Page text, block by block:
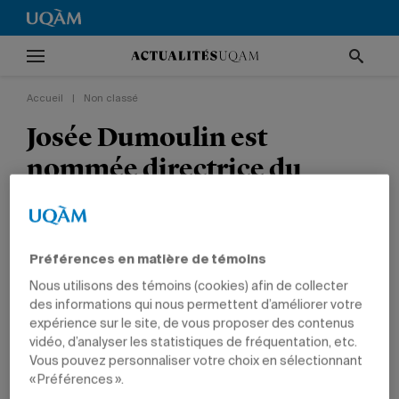
Accueil Non classé
Josée Dumoulin est
nommée directrice du
Service du personnel
enseignant
NON CLASSÉ NOUVELLES INSTITUTIONNELLES NOMINATIONS
Préférences en matière de témoins
Nous utilisons des témoins (cookies) afin de collecter
des informations qui nous permettent d’améliorer votre
expérience sur le site, de vous proposer des contenus
vidéo, d’analyser les statistiques de fréquentation, etc.
Vous pouvez personnaliser votre choix en sélectionnant
« Préférences ».